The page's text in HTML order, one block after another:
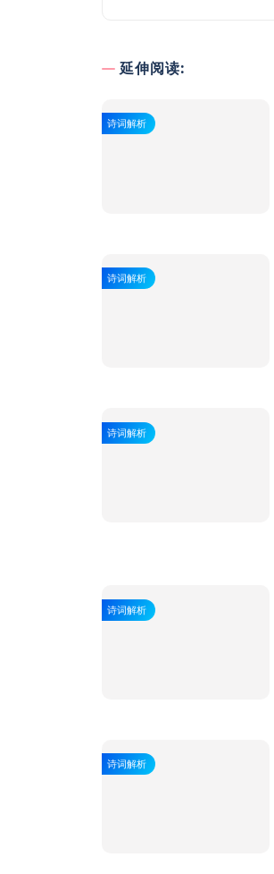
延伸阅读:
诗词解析
诗词解析
诗词解析
诗词解析
诗词解析